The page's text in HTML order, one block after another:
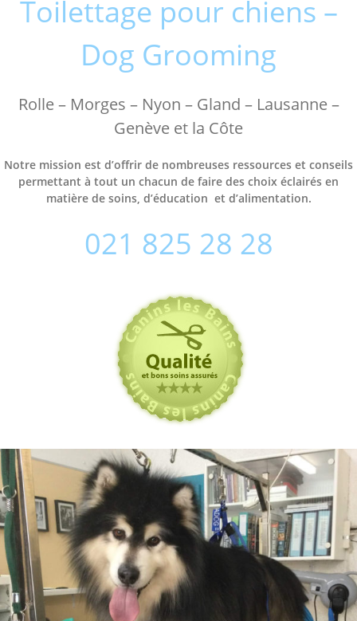
Toilettage pour chiens –
Dog Grooming
Rolle – Morges – Nyon – Gland – Lausanne –
Genève et la Côte
Notre mission est d’offrir de nombreuses ressources et conseils
permettant à tout un chacun de faire des choix éclairés en
matière de soins, d’éducation et d’alimentation.
021 825 28 28